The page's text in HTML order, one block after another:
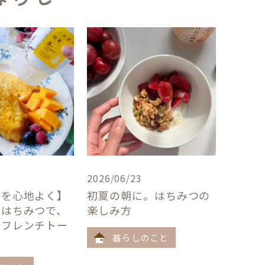
心地よく】
ちみつで、
レンチトー
2026/06/23
初夏の朝に。はちみつの
楽しみ方
暮らしのこと